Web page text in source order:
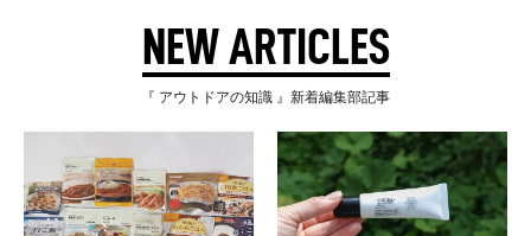
NEW ARTICLES
『 アウトドアの知識 』新着編集部記事